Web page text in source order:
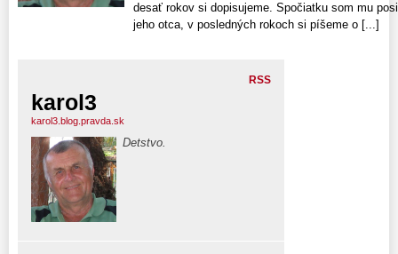
desať rokov si dopisujeme. Spočiatku som mu
jeho otca, v posledných rokoch si píšeme o [...]
RSS
karol3
karol3.blog.pravda.sk
Detstvo.